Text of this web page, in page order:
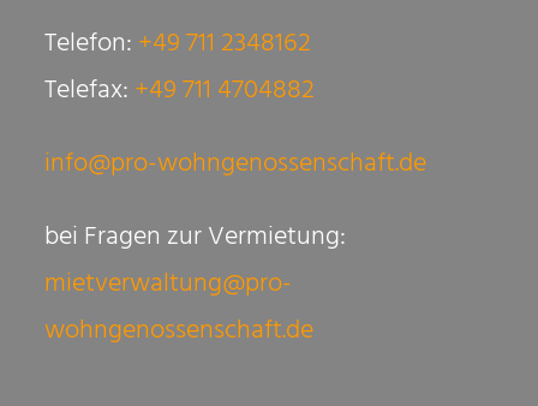
Telefon:+49 711 2348162
Telefax:+49 711 4704882
info@pro-wohngenossenschaft.de
bei Fragen zur Vermietung:
mietverwaltung@pro-
wohngenossenschaft.de